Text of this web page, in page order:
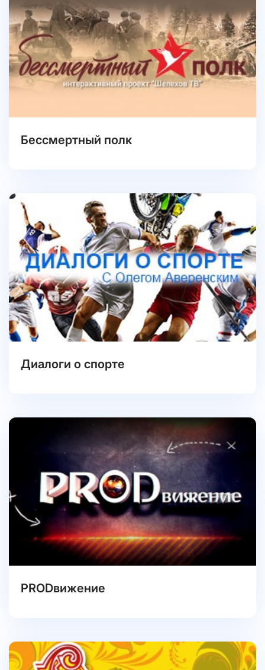
Бессмертный полк
Диалоги о спорте
PRODвижение